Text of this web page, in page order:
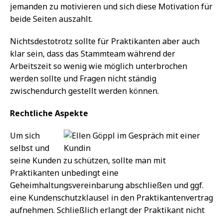
jemanden zu motivieren und sich diese Motivation für
beide Seiten auszahlt.
Nichtsdestotrotz sollte für Praktikanten aber auch
klar sein, dass das Stammteam während der
Arbeitszeit so wenig wie möglich unterbrochen
werden sollte und Fragen nicht ständig
zwischendurch gestellt werden können.
Rechtliche Aspekte
Um sich
selbst und
seine Kunden zu schützen, sollte man mit
Praktikanten unbedingt eine
Geheimhaltungsvereinbarung abschließen und ggf.
eine Kundenschutzklausel in den Praktikantenvertrag
aufnehmen. Schließlich erlangt der Praktikant nicht